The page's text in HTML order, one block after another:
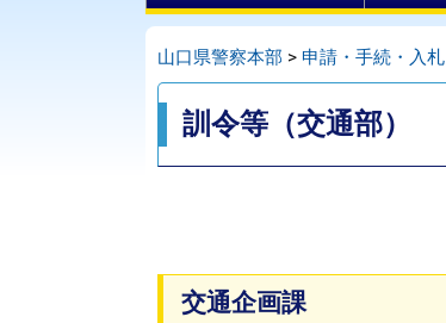
山口県警察本部 > 申請・手続・入札
本
訓令等（交通部）
交通企画課